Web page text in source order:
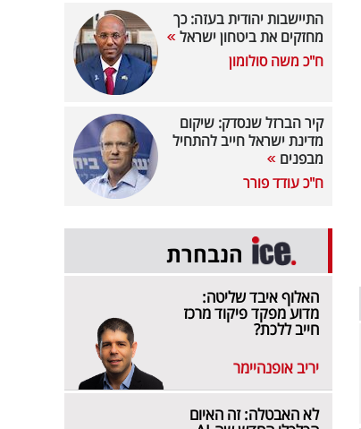
התיישבות יהודית בעזה: כך
מחזקים את ביטחון ישראל
ח"כ משה סולומון
קיר הברזל שנסדק: שיקום
מדינת ישראל חייב להתחיל
מבפנים
ח"כ עודד פורר
הנבחרת
האלוף איבד שליטה:
מדוע מפקד פיקוד מרכז
חייב ללכת?
יריב אופנהיימר
לא האבטלה: זה האיום